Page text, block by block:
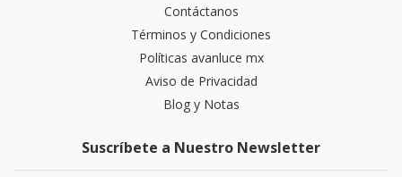
Contáctanos
Términos y Condiciones
Políticas avanluce mx
Aviso de Privacidad
Blog y Notas
Suscríbete a Nuestro Newsletter